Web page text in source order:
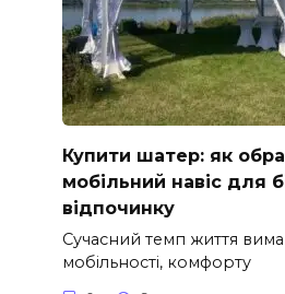
Купити шатер: як
мобільний навіс для
відпочинку
Сучасний темп життя
мобільності, комфорту